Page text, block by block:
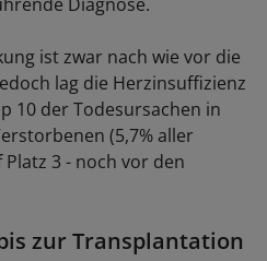
ist zwar nach wie vor die
lag die Herzinsuffizienz
10 der Todesursachen in
(5,7% aller
3 - noch vor den
zur Transplantation